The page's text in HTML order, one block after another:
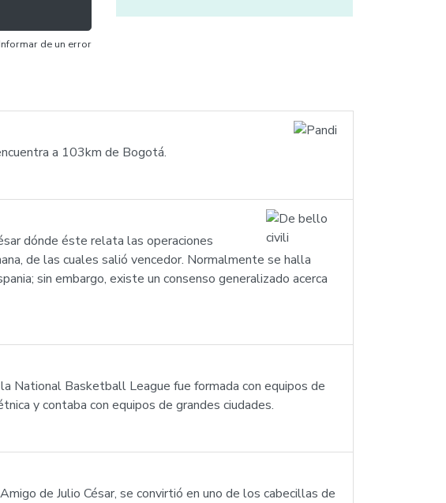
Informar de un error
a 103km de Bogotá.
dónde éste relata las operaciones
de las cuales salió vencedor. Normalmente se halla
sin embargo, existe un consenso generalizado acerca
National Basketball League fue formada con equipos de
y contaba con equipos de grandes ciudades.
de Julio César, se convirtió en uno de los cabecillas de